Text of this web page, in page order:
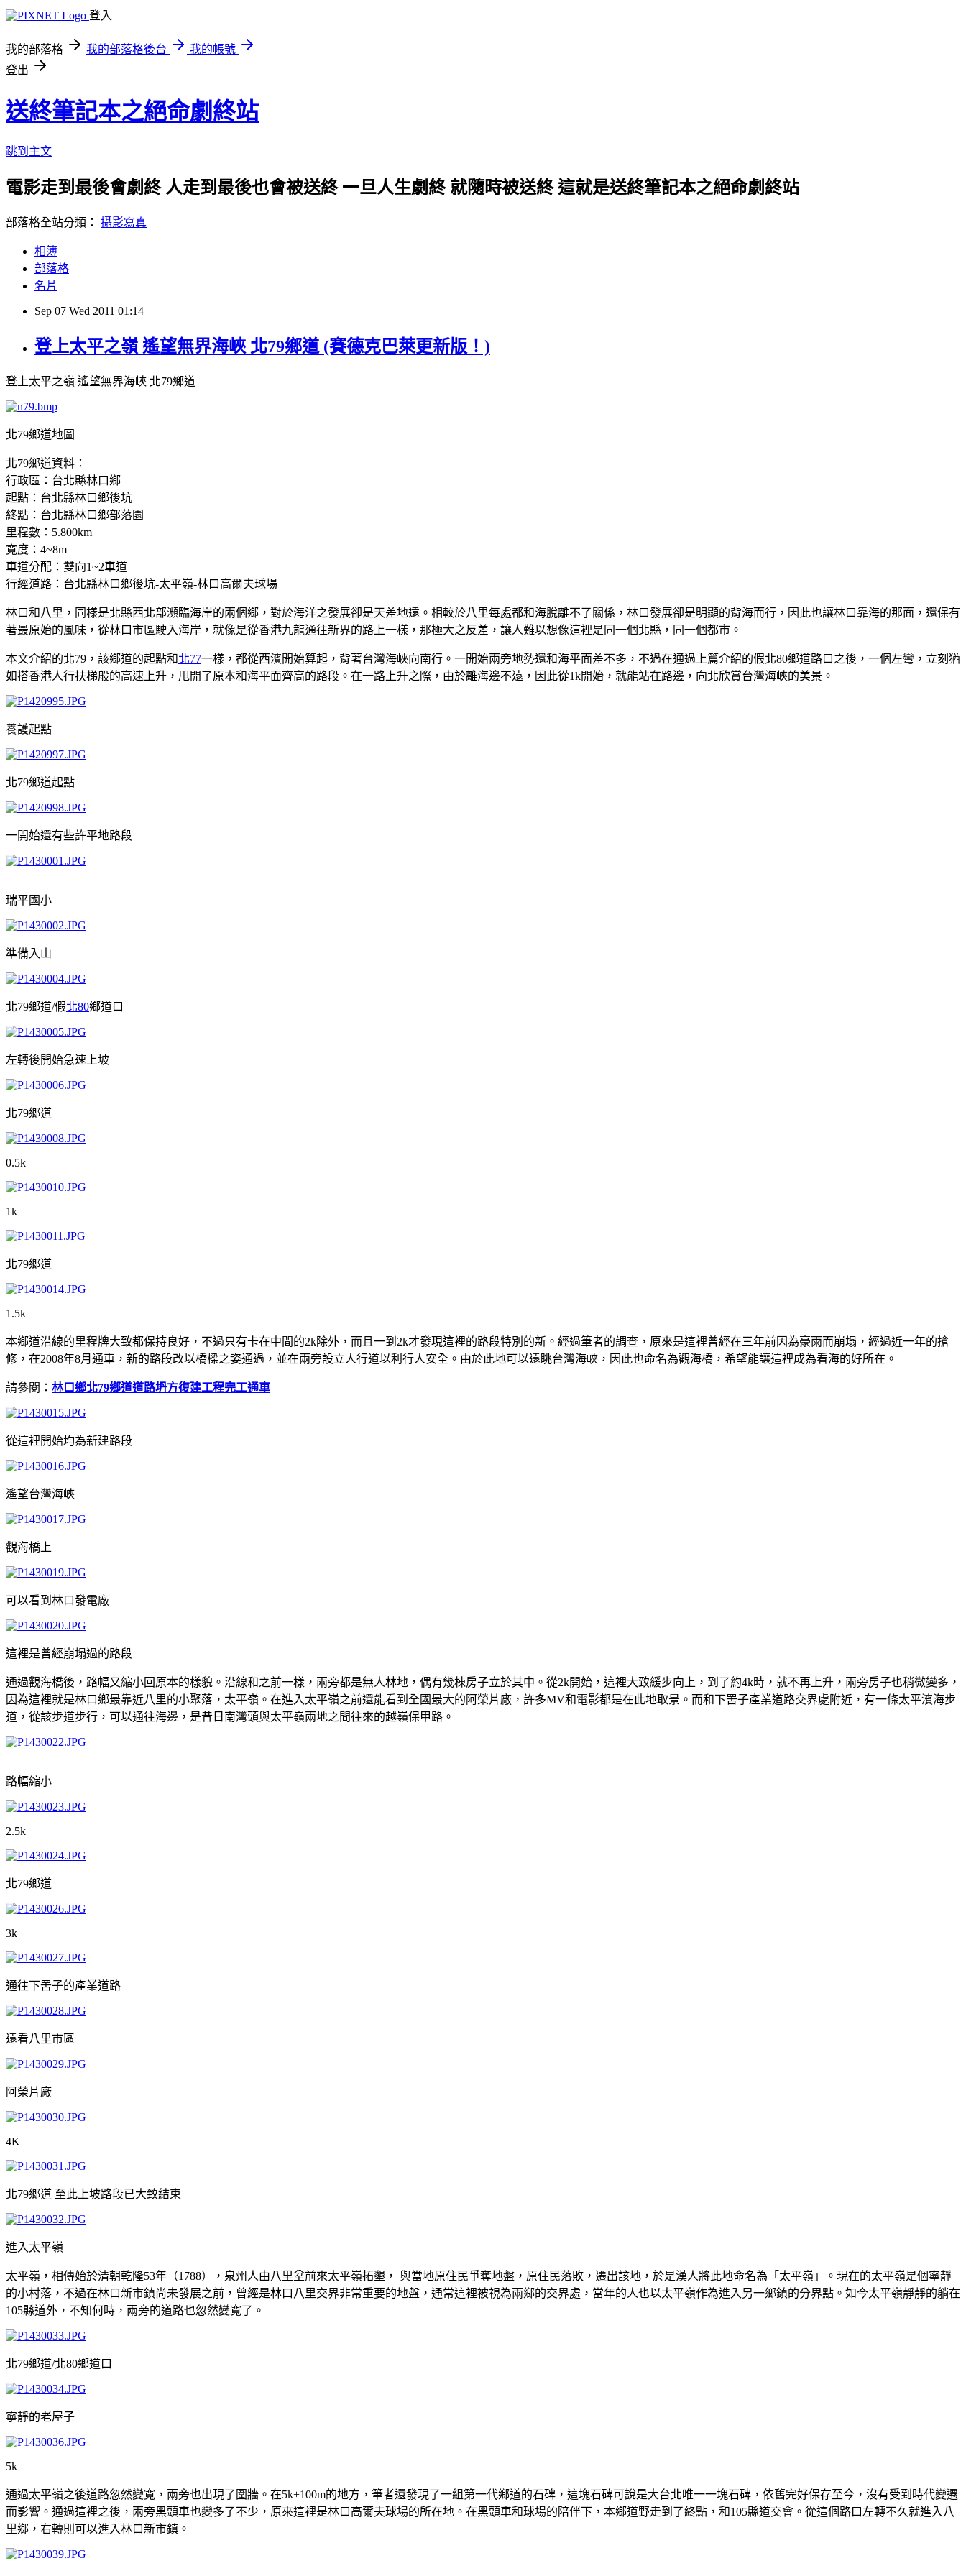
登入
我的部落格 我的部落格後台
我的帳號
登出
送終筆記本之絕命劇終站
跳到主文
電影走到最後會劇終 人走到最後也會被送終 一旦人生劇終 就隨時被送終 這就是送終筆記本之絕命劇終站
部落格全站分類： 攝影寫真
相簿
部落格
名片
Sep 07 Wed 2011 01:14
登上太平之嶺 遙望無界海峽 北79鄉道 (賽德克巴萊更新版！)
登上太平之嶺 遙望無界海峽 北79鄉道
北79鄉道地圖
北79鄉道資料：
行政區：台北縣林口鄉
起點：台北縣林口鄉後坑
終點：台北縣林口鄉部落園
里程數：5.800km
寬度：4~8m
車道分配：雙向1~2車道
行經道路：台北縣林口鄉後坑-太平嶺-林口高爾夫球場
林口和八里，同樣是北縣西北部瀕臨海岸的兩個鄉，對於海洋之發展卻是天差地遠。相較於八里每處都和海脫離不了關係，林口發展卻是明顯的背海而行，因此也讓林口靠海的那面，還保有
著最原始的風味，從林口市區駛入海岸，就像是從香港九龍通往新界的路上一樣，那極大之反差，讓人難以想像這裡是同一個北縣，同一個都市。
本文介紹的北79，該鄉道的起點和北77一樣，都從西濱開始算起，背著台灣海峽向南行。一開始兩旁地勢還和海平面差不多，不過在通過上篇介紹的假北80鄉道路口之後，一個左彎，立刻猶
如搭香港人行扶梯般的高速上升，甩開了原本和海平面齊高的路段。在一路上升之際，由於離海邊不遠，因此從1k開始，就能站在路邊，向北欣賞台灣海峽的美景。
養護起點
北79鄉道起點
一開始還有些許平地路段
瑞平國小
準備入山
北79鄉道/假北80鄉道口
左轉後開始急速上坡
北79鄉道
0.5k
1k
北79鄉道
1.5k
本鄉道沿線的里程牌大致都保持良好，不過只有卡在中間的2k除外，而且一到2k才發現這裡的路段特別的新。經過筆者的調查，原來是這裡曾經在三年前因為豪雨而崩塌，經過近一年的搶
修，在2008年8月通車，新的路段改以橋樑之姿通過，並在兩旁設立人行道以利行人安全。由於此地可以遠眺台灣海峽，因此也命名為觀海橋，希望能讓這裡成為看海的好所在。
請參閱： 林口鄉北79鄉道道路坍方復建工程完工通車
從這裡開始均為新建路段
遙望台灣海峽
觀海橋上
可以看到林口發電廠
這裡是曾經崩塌過的路段
通過觀海橋後，路幅又縮小回原本的樣貌。沿線和之前一樣，兩旁都是無人林地，偶有幾棟房子立於其中。從2k開始，這裡大致緩步向上，到了約4k時，就不再上升，兩旁房子也稍微變多，
因為這裡就是林口鄉最靠近八里的小聚落，太平嶺。在進入太平嶺之前還能看到全國最大的阿榮片廠，許多MV和電影都是在此地取景。而和下罟子產業道路交界處附近，有一條太平濱海步
道，從該步道步行，可以通往海邊， 是昔日南灣頭與太平嶺兩地之間往來的越嶺保甲路。
路幅縮小
2.5k
北79鄉道
3k
通往下罟子的產業道路
遠看八里市區
阿榮片廠
4K
北79鄉道 至此上坡路段已大致結束
進入太平嶺
太平嶺，相傳始於清朝乾隆53年（1788），泉州人由八里坌前來太平嶺拓墾， 與當地原住民爭奪地盤，原住民落敗，遷出該地，於是漢人將此地命名為「太平嶺」。現在的太平嶺是個寧靜
的小村落，不過在林口新市鎮尚未發展之前，曾經是林口八里交界非常重要的地盤，通常這裡被視為兩鄉的交界處，當年的人也以太平嶺作為進入另一鄉鎮的分界點。如今太平嶺靜靜的躺在
105縣道外，不知何時，兩旁的道路也忽然變寬了。
北79鄉道/北80鄉道口
寧靜的老屋子
5k
通過太平嶺之後道路忽然變寬，兩旁也出現了圍牆。在5k+100m的地方，筆者還發現了一組第一代鄉道的石碑，這塊石碑可說是大台北唯一一塊石碑，依舊完好保存至今，沒有受到時代變遷
而影響。通過這裡之後，兩旁黑頭車也變多了不少，原來這裡是林口高爾夫球場的所在地。在黑頭車和球場的陪伴下，本鄉道野走到了終點，和105縣道交會。從這個路口左轉不久就進入八
里鄉，右轉則可以進入林口新市鎮。